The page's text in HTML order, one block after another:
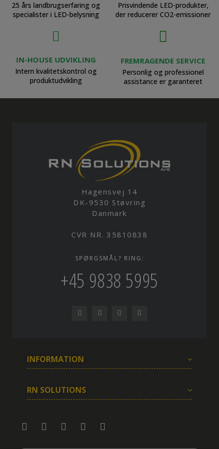
25 års landbrugserfaring og
specialister i LED-belysning
Prisvindende LED-produkter,
der reducerer CO2-emissioner
IN-HOUSE UDVIKLING
Intern kvalitetskontrol og
produktudvikling
FREMRAGENDE SERVICE
Personlig og professionel
assistance er garanteret
Hagensvej 14
DK-9530 Støvring
Danmark
CVR NR. 35810838
SPØRGSMÅL? RING:
+45 9838 5995
INFORMATION
RN SOLUTIONS